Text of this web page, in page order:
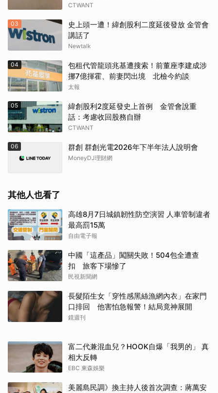
CTWANT
03
史上頭一遭！緯創股利二度延後發放 金管會
講話了
Newtalk
04
包租代管龍頭兆基遭搜索！前董座李建成涉
挪7億揮霍、前妻閃出境 北檢今約談
太報
05
緯創股利2度延發史上首例 金管會說重
話：考慮收回股務自辦
CTWANT
06 群創 群創光電2026年下半年法人說明會
MoneyDJ理財網
其他人也看了
高雄8月7日城鎮韌性防空演習 人車管制違者
最高罰15萬
自由電子報
中國「這產品」闖關失敗！504包全遭查
扣 旅客下場慘了
民視新聞網
長髮陌生女「穿性感黑絲漁網內衣」在家門
口排回 他害怕急報警！結局竟神展開
鏡週刊
富二代兼混血兒？HOOK自爆「我男的」 真
相大反轉
EBC 東森娛樂
美麗島民調》換主持人後首次調查：蔣萬安